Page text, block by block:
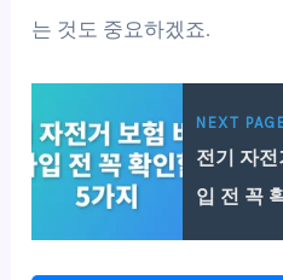
는 것도 중요하겠죠.
NEXT
전기 자
입 전 꼭